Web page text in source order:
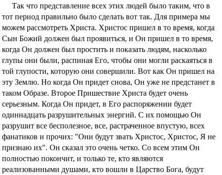
Так что представление всех этих людей было таким, что в
тот период правильно было сделать вот так. Для примера мы
можем рассмотреть Христа. Христос пришел в то время, когда
Сын Божий должен был проявиться, и Он пришел в то время,
когда Он должен был простить и показать людям, насколько
глупы они были, распиная Его, чтобы они могли раскаяться в
той глупости, которую они совершили. Вот как Он пришел на
эту Землю. Но когда Он придет снова, Он уже не предстанет в
таком Образе. Второе Пришествие Христа будет очень
серьезным. Когда Он придет, в Его распоряжении будет
одиннадцать разрушительных энергий. С их помощью Он
разрушит все бесполезное, все, растраченное впустую, всех
фанатиков и прочих: "Они будут звать Христос, Христос, Я не
признаю их". Он сказал это очень четко. Со всем этим Он
полностью покончит, и только те, кто являются
реализованными душами, кто вошли в Царство Бога, будут